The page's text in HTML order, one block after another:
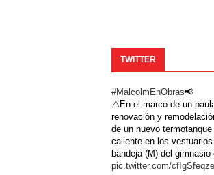
TWITTER
#MalcolmEnObras📢
⚠️En el marco de un
renovación y
de un nuevo
caliente en los
bandeja (M) del gimnasio
pic.twitter.com/cfIgSfeqze